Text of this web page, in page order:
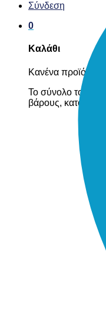
Σύνδεση
0
Καλάθι
Κανένα προϊόν
Το σύνολο του
βάρους, κατόπιν